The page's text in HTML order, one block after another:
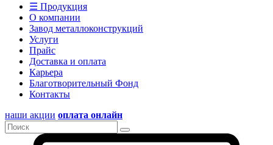
☰ Продукция
О компании
Завод металлоконструкций
Услуги
Прайс
Доставка и оплата
Карьера
Благотворительный Фонд
Контакты
наши акции оплата онлайн